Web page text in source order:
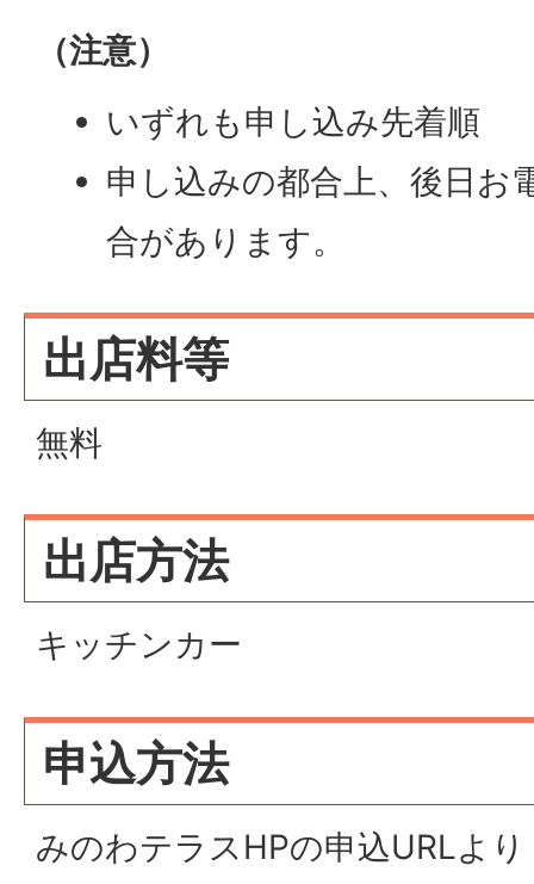
（注意）
いずれも申し込み先着順
申し込みの都合上、後日お
合があります。
出店料等
無料
出店方法
キッチンカー
申込方法
みのわテラスHPの申込URLより